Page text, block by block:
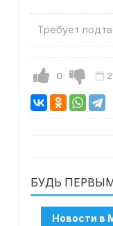
Требует
0
БУДЬ